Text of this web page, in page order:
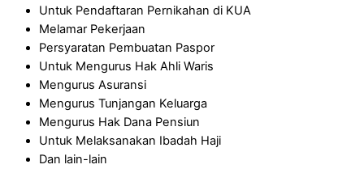
Untuk Pendaftaran Pernikahan di KUA
Melamar Pekerjaan
Persyaratan Pembuatan Paspor
Untuk Mengurus Hak Ahli Waris
Mengurus Asuransi
Mengurus Tunjangan Keluarga
Mengurus Hak Dana Pensiun
Untuk Melaksanakan Ibadah Haji
Dan lain-lain